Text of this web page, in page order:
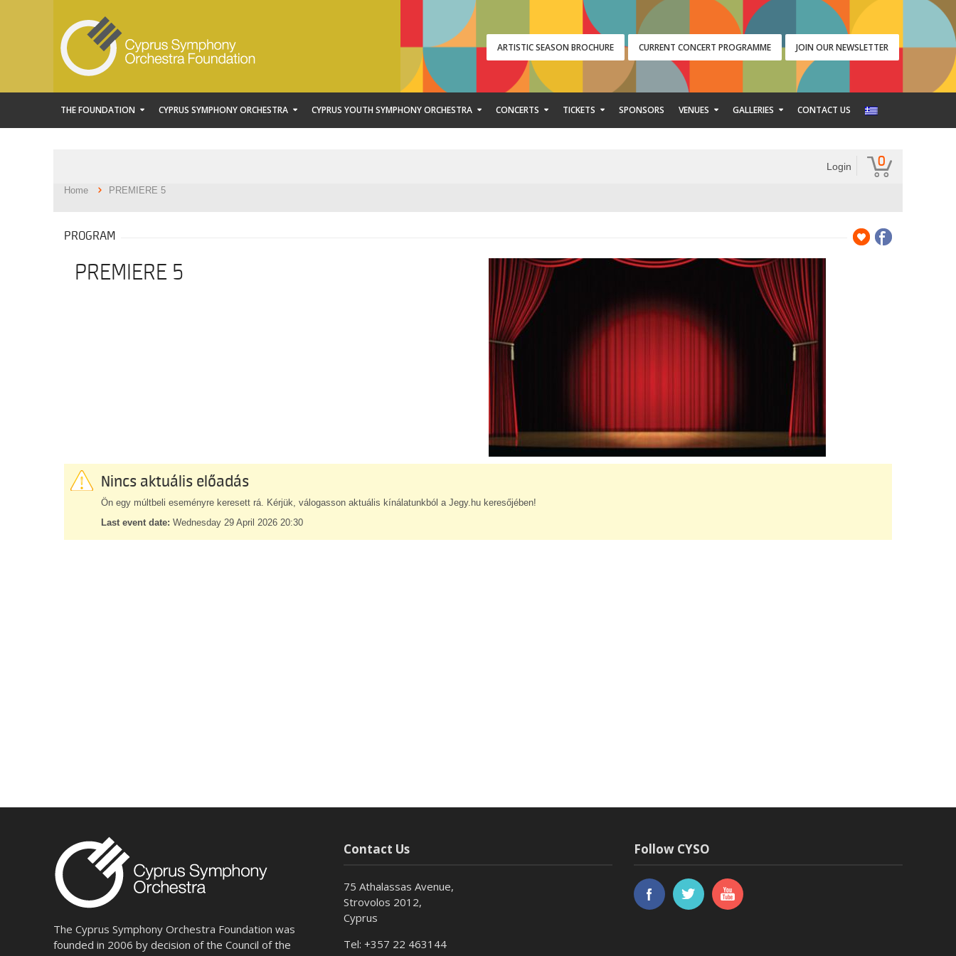
ARTISTIC SEASON BROCHURE CURRENT CONCERT PROGRAMME JOIN OUR NEWSLETTER
THE FOUNDATION CYPRUS SYMPHONY ORCHESTRA CYPRUS YOUTH SYMPHONY ORCHESTRA CONCERTS TICKETS SPONSORS VENUES GALLERIES CONTACT US
Login 0
Home PREMIERE 5
PROGRAM
PREMIERE 5
Nincs aktuális előadás
Ön egy múltbeli eseményre keresett rá. Kérjük, válogasson aktuális kínálatunkból a Jegy.hu keresőjében!
Last event date: Wednesday 29 April 2026 20:30
The Cyprus Symphony Orchestra Foundation was
founded in 2006 by decision of the Council of the
Contact Us
75 Athalassas Avenue,
Strovolos 2012,
Cyprus
Tel: +357 22 463144
Follow CYSO